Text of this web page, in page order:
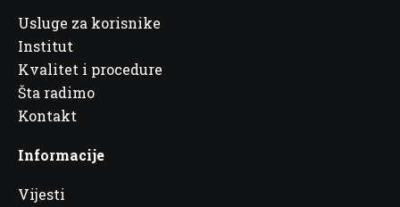
Usluge za korisnike
Institut
Kvalitet i procedure
Šta radimo
Kontakt
Informacije
Vijesti